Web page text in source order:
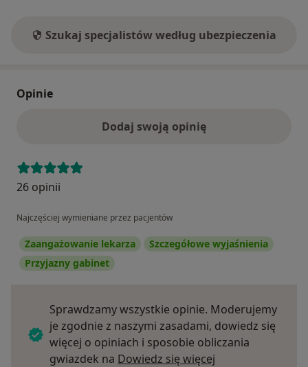
Szukaj specjalistów według ubezpieczenia
Opinie
Dodaj swoją opinię
26 opinii
Najczęściej wymieniane przez pacjentów
Zaangażowanie lekarza
Szczegółowe wyjaśnienia
Przyjazny gabinet
Sprawdzamy wszystkie opinie. Moderujemy
je zgodnie z naszymi zasadami, dowiedz się
więcej o opiniach i sposobie obliczania
gwiazdek na Dowiedz się więcej